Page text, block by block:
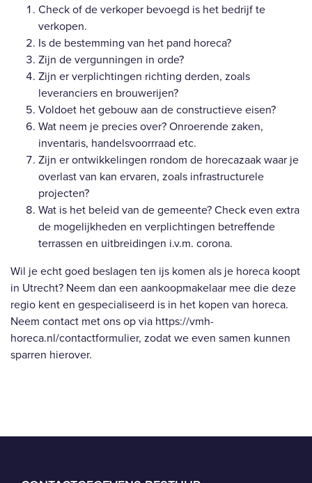
Check of de verkoper bevoegd is het bedrijf te
verkopen.
Is de bestemming van het pand horeca?
Zijn de vergunningen in orde?
Zijn er verplichtingen richting derden, zoals
leveranciers en brouwerijen?
Voldoet het gebouw aan de constructieve eisen?
Wat neem je precies over? Onroerende zaken,
inventaris, handelsvoorrraad etc.
Zijn er ontwikkelingen rondom de horecazaak waar je
overlast van kan ervaren, zoals infrastructurele
projecten?
Wat is het beleid van de gemeente? Check even extra
de mogelijkheden en verplichtingen betreffende
terrassen en uitbreidingen i.v.m. corona.
Wil je echt goed beslagen ten ijs komen als je horeca koopt
in Utrecht? Neem dan een aankoopmakelaar mee die deze
regio kent en gespecialiseerd is in het kopen van horeca.
Neem contact met ons op via https://vmh-
horeca.nl/contactformulier, zodat we even samen kunnen
sparren hierover.